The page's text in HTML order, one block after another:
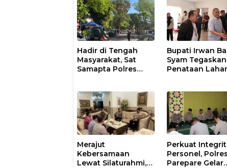
Hadir di Tengah
Masyarakat, Sat
Samapta Polres
Pagi
Bupati Irwan
Syam Tegaskan
Penataan
Merajut
Kebersamaan
Lewat Silaturahmi,
Perkuat
Personel, Polres
Parepare Gelar